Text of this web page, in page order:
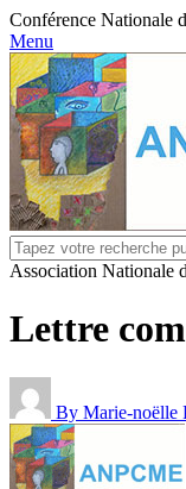
Conférence Nationale
Menu
Association Nationale
Lettre
By Marie-noëlle